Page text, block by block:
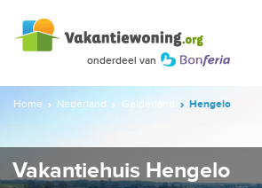
Home Nederland Gelderland Hengelo
Vakantiehuis Hengelo